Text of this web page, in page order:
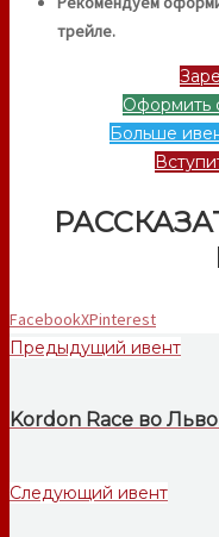
трейле.
Оформить
Больше
FacebookXPinterest
Предыдущий ивент
Kordon Race во
Следующий ивент